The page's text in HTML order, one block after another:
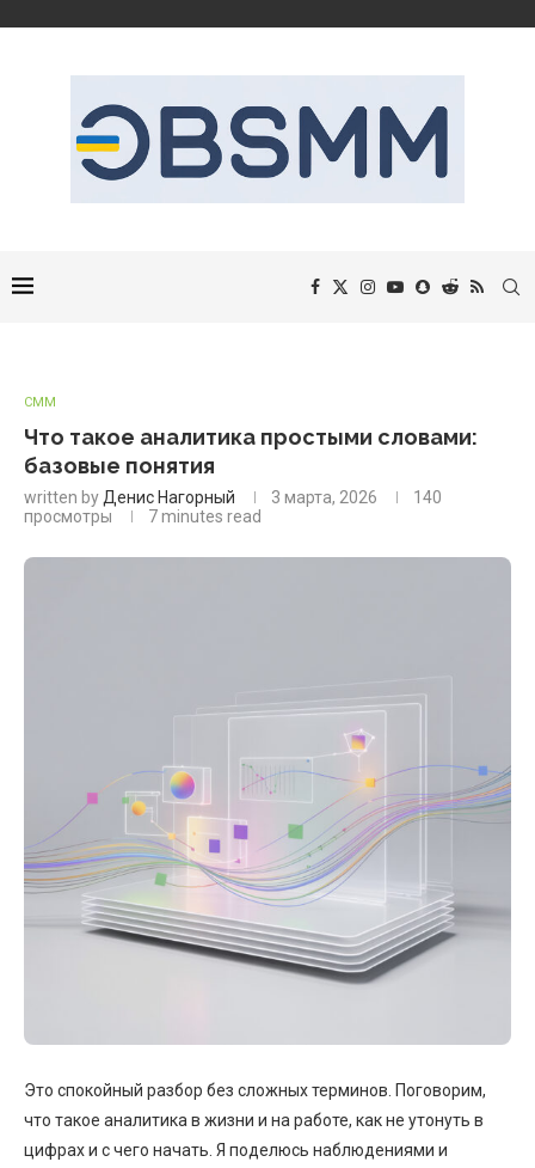
СММ
Что такое аналитика простыми словами:
базовые понятия
written by Денис Нагорный 3 марта, 2026
140
просмотры
7 minutes read
Это спокойный разбор без сложных терминов. Поговорим,
что такое аналитика в жизни и на работе, как не утонуть в
цифрах и с чего начать. Я поделюсь наблюдениями и